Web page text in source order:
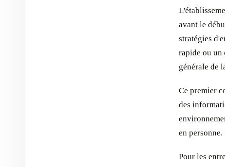
avant le
stratégies
rapide ou un
générale de
Ce premier
des
en personne.
Pour les